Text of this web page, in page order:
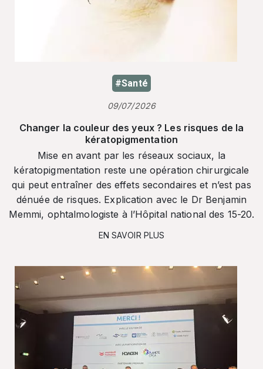
#Santé
09/07/2026
Changer la couleur des yeux ? Les risques de la
kératopigmentation
Mise en avant par les réseaux sociaux, la
kératopigmentation reste une opération chirurgicale
qui peut entraîner des effets secondaires et n’est pas
dénuée de risques. Explication avec le Dr Benjamin
Memmi, ophtalmologiste à l’Hôpital national des 15-20.
EN SAVOIR PLUS